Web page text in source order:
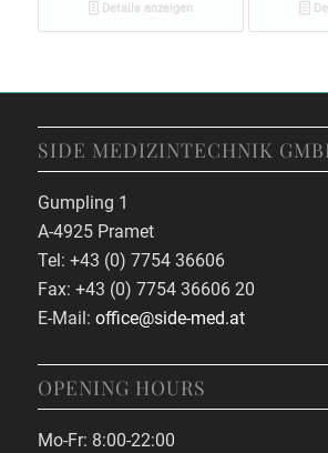
Details anzeigen
SIDE MEDIZINTECHNIK
Gumpling 1
A-4925 Pramet
Tel: +43 (0) 7754 36606
Fax: +43 (0) 7754 36606 20
E-Mail: office@side-med.at
OPENING HOURS
Mo-Fr: 8:00-22:00